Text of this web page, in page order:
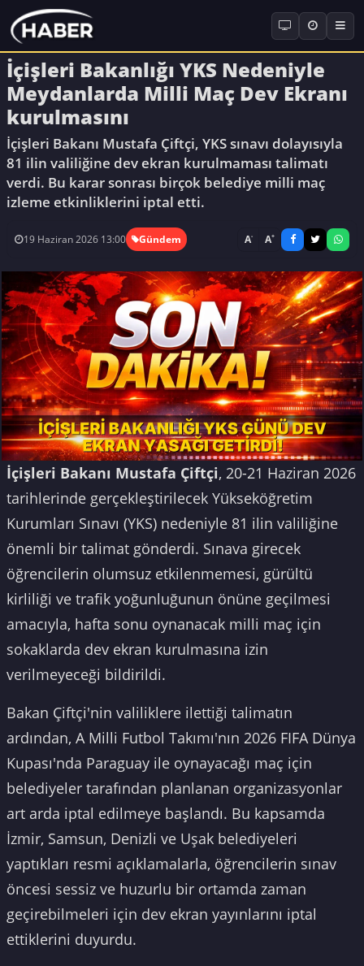
İçişleri Bakanlığı YKS Nedeniyle
Meydanlarda Milli Maç Dev Ekranı
kurulmasını
İçişleri Bakanı Mustafa Çiftçi, YKS sınavı dolayısıyla
81 ilin valiliğine dev ekran kurulmaması talimatı
verdi. Bu karar sonrası birçok belediye milli maç
izleme etkinliklerini iptal etti.
19 Haziran 2026 13:00 Gündem A- A+
İçişleri Bakanı Mustafa Çiftçi, 20-21 Haziran 2026
tarihlerinde gerçekleştirilecek Yükseköğretim
Kurumları Sınavı (YKS) nedeniyle 81 ilin valiliğine
önemli bir talimat gönderdi. Sınava girecek
öğrencilerin olumsuz etkilenmemesi, gürültü
kirliliği ve trafik yoğunluğunun önüne geçilmesi
amacıyla, hafta sonu oynanacak milli maç için
sokaklarda dev ekran kurulmasına izin
verilmeyeceği bildirildi.
Bakan Çiftçi'nin valiliklere ilettiği talimatın
ardından, A Milli Futbol Takımı'nın 2026 FIFA Dünya
Kupası'nda Paraguay ile oynayacağı maç için
belediyeler tarafından planlanan organizasyonlar
art arda iptal edilmeye başlandı. Bu kapsamda
İzmir, Samsun, Denizli ve Uşak belediyeleri
yaptıkları resmi açıklamalarla, öğrencilerin sınav
öncesi sessiz ve huzurlu bir ortamda zaman
geçirebilmeleri için dev ekran yayınlarını iptal
ettiklerini duyurdu.